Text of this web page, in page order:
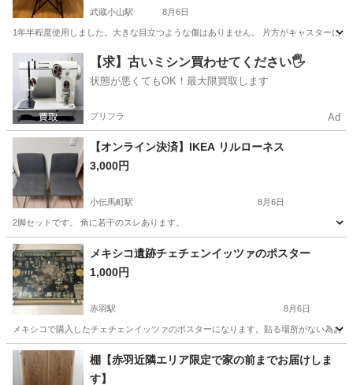
武蔵小山駅 8月6日
1年半程度使用しました。大きな目立つような傷はありません。 片方がキャスターに
東京 目黒区 武蔵小山駅 テーブル
【求】古いミシン買わせてください🖐️
状態が悪くてもOK！最大限買取します
プリフラ Ad
【オンライン決済】IKEA リルローネス
3,000円
小伝馬町駅 8月6日
2脚セットです。 角に若干のスレあります。
東京 中央区 小伝馬町駅 椅子
メキシコ遺跡チェチェンイッツァのポスター
1,000円
赤羽駅 8月6日
メキシコで購入したチェチェンイッツァのポスターになります。貼る場所がない為
東京 北区 赤羽駅 家具 メキシコ
棚【赤羽近隣エリア限定で家の前までお届けしま
す】